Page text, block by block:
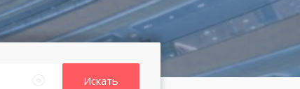
Искать